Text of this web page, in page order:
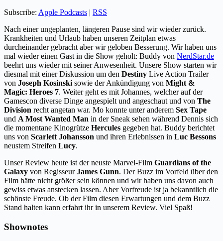
Subscribe: Apple Podcasts | RSS
Nach einer ungeplanten, längeren Pause sind wir wieder zurück.
Krankheiten und Urlaub haben unseren Zeitplan etwas
durcheinander gebracht aber wir geloben Besserung. Wir haben uns
mal wieder einen Gast in die Show geholt: Buddy von NerdStar.de
beehrt uns wieder mit seiner Anwesenheit. Unsere Show starten wir
diesmal mit einer Diskussion um den Destiny Live Action Trailer
von Joseph Kosinski sowie der Ankündigung von Might &
Magic: Heroes 7. Weiter geht es mit Johannes, welcher auf der
Gamescon diverse Dinge angespielt und angeschaut und von The
Division recht angetan war. Mo konnte unter anderem Sex Tape
und A Most Wanted Man in der Sneak sehen während Dennis sich
die momentane Kinogrütze Hercules gegeben hat. Buddy berichtet
uns von Scarlett Johansson und ihren Erlebnissen in Luc Bessons
neustem Streifen Lucy.
Unser Review heute ist der neuste Marvel-Film Guardians of the
Galaxy von RegisseurJames Gunn. Der Buzz im Vorfeld über den
Film hätte nicht größer sein können und wir haben uns davon auch
gewiss etwas anstecken lassen. Aber Vorfreude ist ja bekanntlich die
schönste Freude. Ob der Film diesen Erwartungen und dem Buzz
Stand halten kann erfahrt ihr in unserem Review. Viel Spaß!
Shownotes